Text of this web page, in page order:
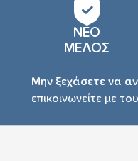
ΝΕΟ
ΜΕΛΟΣ
Μην ξεχάσετε να
επικοινωνείτε με